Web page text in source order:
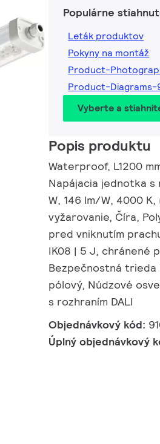
Populárne
Leták produktov
Pokyny na montáž
Product-
Product-Diagrams-
Vyberte a
Popis produktu
Waterproof, L1200
Napájacia jednotka s
W, 146 lm/W, 4000
vyžarovanie, Číra,
pred vniknutím
IK08 | 5 J, chránené
Bezpečnostná
pólový, Núdzové
s rozhraním DALI
Objednávkový kód:
Úplný objednávkový